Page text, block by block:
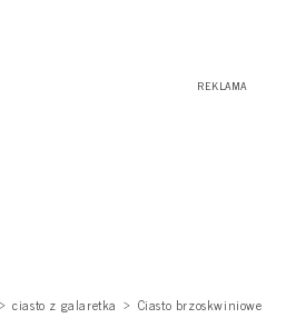
ciasto z galaretka Ciasto brzoskwiniowe